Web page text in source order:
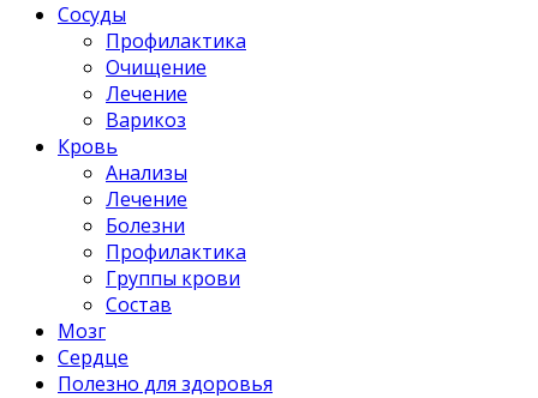
Сосуды
Профилактика
Очищение
Лечение
Варикоз
Кровь
Анализы
Лечение
Болезни
Профилактика
Группы крови
Состав
Мозг
Сердце
Полезно для здоровья